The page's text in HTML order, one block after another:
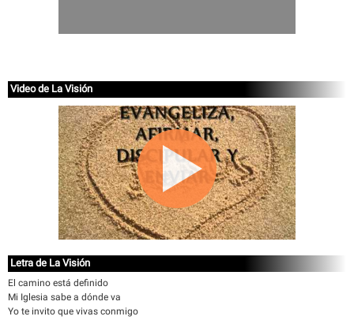
Video de La Visión
Letra de La Visión
El camino está definido
Mi Iglesia sabe a dónde va
Yo te invito que vivas conmigo